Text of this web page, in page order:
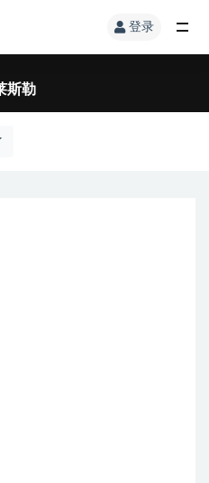
登录
斯勒